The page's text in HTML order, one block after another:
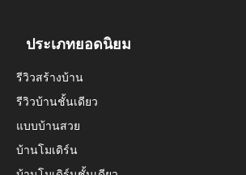
ประเภทยอดนิยม
รีวิวสร้างบ้าน
รีวิวบ้านชั้นเดียว
แบบบ้านสวย
บ้านโมเดิร์น